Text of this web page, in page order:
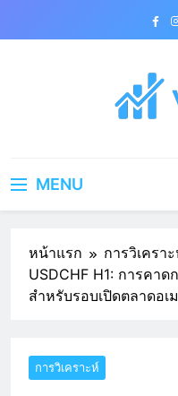
MENU
หน้าแรก
การวิเครา
USDCHF H1: การคา
สำหรับรอบเปิดตลาดอเ
การวิเคราะห์